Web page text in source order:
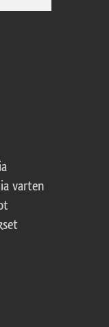
varten